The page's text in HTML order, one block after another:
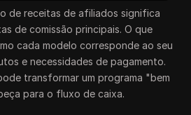
de receitas de afiliados significa
de comissão principais. O que
cada modelo corresponde ao seu
e necessidades de pagamento.
transformar um programa "bem
para o fluxo de caixa.